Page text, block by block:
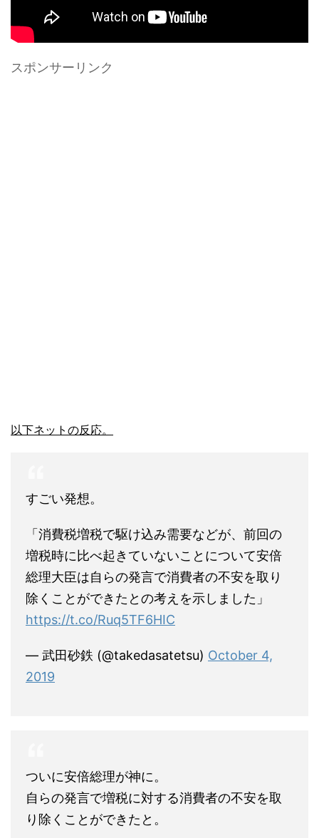
スポンサーリンク
以下ネットの反応。
すごい発想。
「消費税増税で駆け込み需要などが、前回の
増税時に比べ起きていないことについて安倍
総理大臣は自らの発言で消費者の不安を取り
除くことができたとの考えを示しました」
https://t.co/Ruq5TF6HIC
— 武田砂鉄 (@takedasatetsu) October 4,
2019
ついに安倍総理が神に。
自らの発言で増税に対する消費者の不安を取
り除くことができたと。